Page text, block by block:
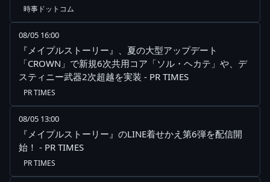
時事ドットコム
08/05 16:00
『メイプルストーリー』、夏の大型アップデート
「CROWN」で新規6次共用コア「ソル・ヘカテ」や、デ
スティニー武器2次超越を実装 - PR TIMES
PR TIMES
08/05 13:00
『メイプルストーリー』のLINE着せかえ第6弾を配信開
始！ - PR TIMES
PR TIMES